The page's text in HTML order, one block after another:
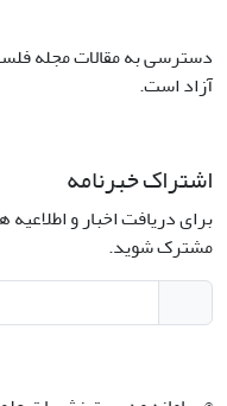
دسترسی به مقالات مجله
آزاد است.
اشتراک خبرنامه
برای دریافت اخبار و
مشترک شوید.